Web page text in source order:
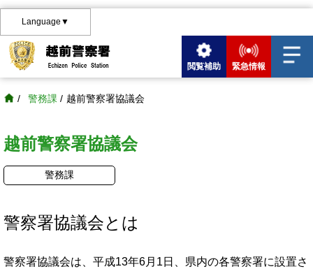
Language▼
閲覧補助 緊急情報
/ 警務課 / 越前警察署協議会
越前警察署協議会
警務課
警察署協議会とは
警察署協議会は、平成13年6月1日、県内の各警察署に設置さ